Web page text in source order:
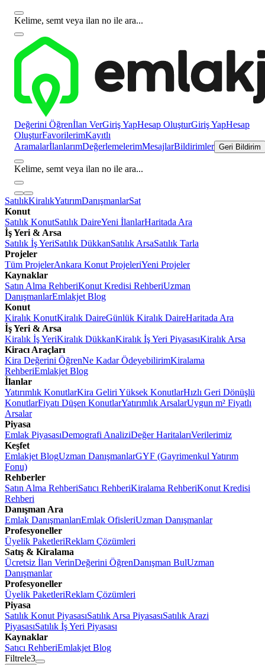
Kelime, semt veya ilan no ile ara...
Değerini Öğrenİlan VerGiriş YapHesap OluşturGiriş YapHesap
OluşturFavorilerimKayıtlı
AramalarİlanlarımDeğerlemelerimMesajlarBildirimler Geri Bildirim
Kelime, semt veya ilan no ile ara...
SatılıkKiralıkYatırımDanışmanlarSat
Konut
Satılık KonutSatılık DaireYeni İlanlarHaritada Ara
İş Yeri & Arsa
Satılık İş YeriSatılık DükkanSatılık ArsaSatılık Tarla
Projeler
Tüm ProjelerAnkara Konut ProjeleriYeni Projeler
Kaynaklar
Satın Alma RehberiKonut Kredisi RehberiUzman
DanışmanlarEmlakjet Blog
Konut
Kiralık KonutKiralık DaireGünlük Kiralık DaireHaritada Ara
İş Yeri & Arsa
Kiralık İş YeriKiralık DükkanKiralık İş Yeri PiyasasıKiralık Arsa
Kiracı Araçları
Kira Değerini ÖğrenNe Kadar ÖdeyebilirimKiralama
RehberiEmlakjet Blog
İlanlar
Yatırımlık KonutlarKira Geliri Yüksek KonutlarHızlı Geri Dönüşlü
KonutlarFiyatı Düşen KonutlarYatırımlık ArsalarUygun m² Fiyatlı
Arsalar
Piyasa
Emlak PiyasasıDemografi AnaliziDeğer HaritalarıVerilerimiz
Keşfet
Emlakjet BlogUzman DanışmanlarGYF (Gayrimenkul Yatırım
Fonu)
Rehberler
Satın Alma RehberiSatıcı RehberiKiralama RehberiKonut Kredisi
Rehberi
Danışman Ara
Emlak DanışmanlarıEmlak OfisleriUzman Danışmanlar
Profesyoneller
Üyelik PaketleriReklam Çözümleri
Satış & Kiralama
Ücretsiz İlan VerinDeğerini ÖğrenDanışman BulUzman
Danışmanlar
Profesyoneller
Üyelik PaketleriReklam Çözümleri
Piyasa
Satılık Konut PiyasasıSatılık Arsa PiyasasıSatılık Arazi
PiyasasıSatılık İş Yeri Piyasası
Kaynaklar
Satıcı RehberiEmlakjet Blog
Filtrele3